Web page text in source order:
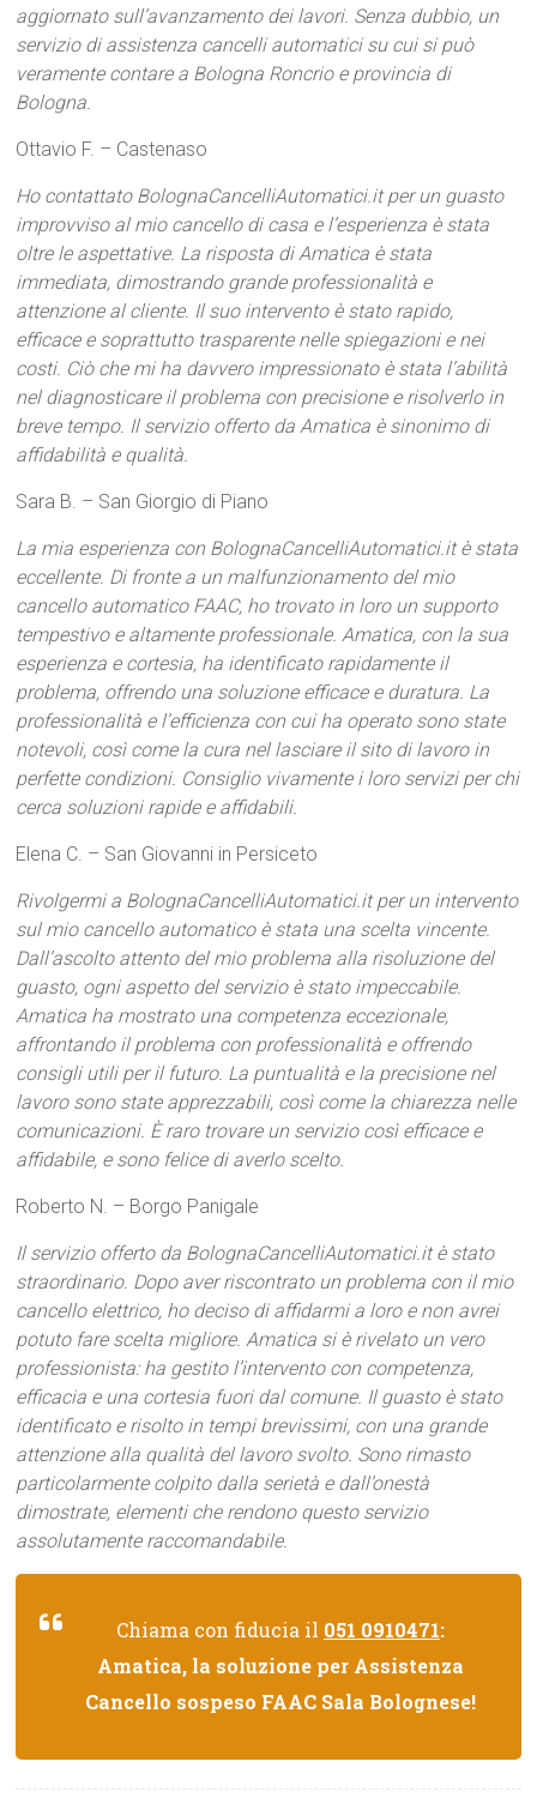
aggiornato sull’avanzamento dei lavori. Senza dubbio, un
servizio di assistenza cancelli automatici su cui si può
veramente contare a Bologna Roncrio e provincia di
Bologna.
Ottavio F. – Castenaso
Ho contattato BolognaCancelliAutomatici.it per un guasto
improvviso al mio cancello di casa e l’esperienza è stata
oltre le aspettative. La risposta di Amatica è stata
immediata, dimostrando grande professionalità e
attenzione al cliente. Il suo intervento è stato rapido,
efficace e soprattutto trasparente nelle spiegazioni e nei
costi. Ciò che mi ha davvero impressionato è stata l’abilità
nel diagnosticare il problema con precisione e risolverlo in
breve tempo. Il servizio offerto da Amatica è sinonimo di
affidabilità e qualità.
Sara B. – San Giorgio di Piano
La mia esperienza con BolognaCancelliAutomatici.it è stata
eccellente. Di fronte a un malfunzionamento del mio
cancello automatico FAAC, ho trovato in loro un supporto
tempestivo e altamente professionale. Amatica, con la sua
esperienza e cortesia, ha identificato rapidamente il
problema, offrendo una soluzione efficace e duratura. La
professionalità e l’efficienza con cui ha operato sono state
notevoli, così come la cura nel lasciare il sito di lavoro in
perfette condizioni. Consiglio vivamente i loro servizi per chi
cerca soluzioni rapide e affidabili.
Elena C. – San Giovanni in Persiceto
Rivolgermi a BolognaCancelliAutomatici.it per un intervento
sul mio cancello automatico è stata una scelta vincente.
Dall’ascolto attento del mio problema alla risoluzione del
guasto, ogni aspetto del servizio è stato impeccabile.
Amatica ha mostrato una competenza eccezionale,
affrontando il problema con professionalità e offrendo
consigli utili per il futuro. La puntualità e la precisione nel
lavoro sono state apprezzabili, così come la chiarezza nelle
comunicazioni. È raro trovare un servizio così efficace e
affidabile, e sono felice di averlo scelto.
Roberto N. – Borgo Panigale
Il servizio offerto da BolognaCancelliAutomatici.it è stato
straordinario. Dopo aver riscontrato un problema con il mio
cancello elettrico, ho deciso di affidarmi a loro e non avrei
potuto fare scelta migliore. Amatica si è rivelato un vero
professionista: ha gestito l’intervento con competenza,
efficacia e una cortesia fuori dal comune. Il guasto è stato
identificato e risolto in tempi brevissimi, con una grande
attenzione alla qualità del lavoro svolto. Sono rimasto
particolarmente colpito dalla serietà e dall’onestà
dimostrate, elementi che rendono questo servizio
assolutamente raccomandabile.
Chiama con fiducia il 051 0910471:
Amatica, la soluzione per Assistenza
Cancello sospeso FAAC Sala Bolognese!